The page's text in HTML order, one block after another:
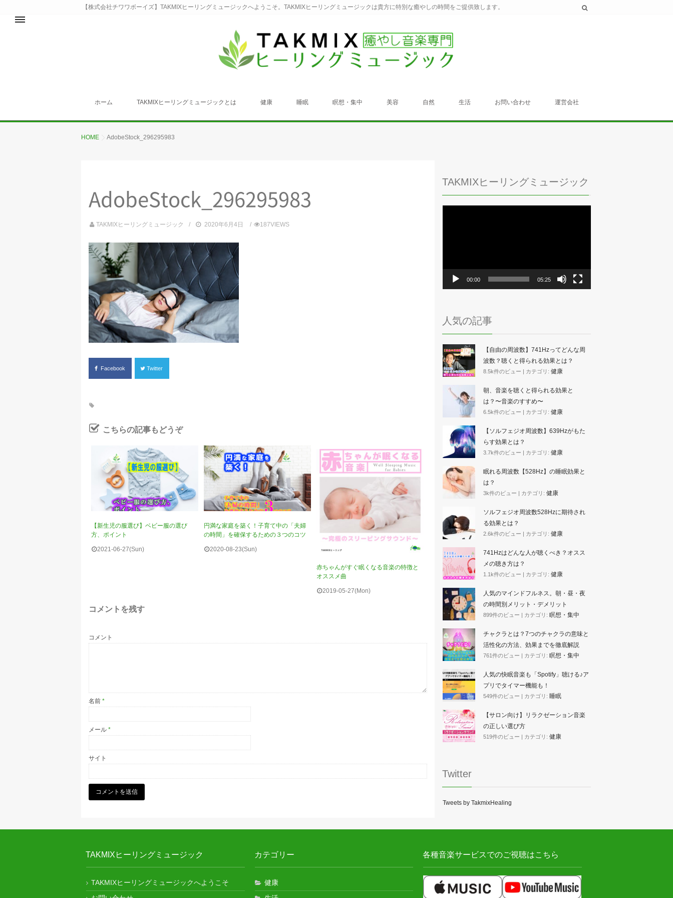
【株式会社チワワボーイズ】TAKMIXヒーリングミュージックへようこそ。TAKMIXヒーリングミュージックは貴方に特別な癒やしの時間をご提供致します。
ホーム TAKMIXヒーリングミュージックとは 健康 睡眠 瞑想・集中 美容 自然 生活 お問い合わせ 運営会社
HOME AdobeStock_296295983
AdobeStock_296295983
TAKMIXヒーリングミュージック 2020年6月4日 187VIEWS
Facebook Twitter
こちらの記事もどうぞ
【新生児の服選び】ベビー服の選び
方、ポイント
2021-06-27(Sun)
円満な家庭を築く！子育て中の「夫婦
の時間」を確保するための３つのコツ
2020-08-23(Sun)
赤ちゃんがすぐ眠くなる音楽の特徴と
オススメ曲
2019-05-27(Mon)
コメントを残す
コメント
名前 *
メール *
サイト
TAKMIXヒーリングミュージック
00:00 05:25
人気の記事
【自由の周波数】741Hzってどんな周
波数？聴くと得られる効果とは？
8.5k件のビュー | カテゴリ: 健康
朝、音楽を聴くと得られる効果と
は？〜音楽のすすめ〜
6.5k件のビュー | カテゴリ: 健康
【ソルフェジオ周波数】639Hzがもた
らす効果とは？
3.7k件のビュー | カテゴリ: 健康
眠れる周波数【528Hz】の睡眠効果と
は？
3k件のビュー | カテゴリ: 健康
ソルフェジオ周波数528Hzに期待され
る効果とは？
2.6k件のビュー | カテゴリ: 健康
741Hzはどんな人が聴くべき？オスス
メの聴き方は？
1.1k件のビュー | カテゴリ: 健康
人気のマインドフルネス。朝・昼・夜
の時間別メリット・デメリット
899件のビュー | カテゴリ: 瞑想・集中
チャクラとは？7つのチャクラの意味と
活性化の方法、効果までを徹底解説
761件のビュー | カテゴリ: 瞑想・集中
人気の快眠音楽も「Spotify」聴ける♪ア
プリでタイマー機能も！
549件のビュー | カテゴリ: 睡眠
【サロン向け】リラクゼーション音楽
の正しい選び方
519件のビュー | カテゴリ: 健康
Twitter
Tweets by TakmixHealing
TAKMIXヒーリングミュージック
TAKMIXヒーリングミュージックへようこそ
カテゴリー
健康
各種音楽サービスでのご視聴はこちら